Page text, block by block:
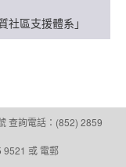
區支援體系」
查詢電話：(852) 2859
9521 或 電郵